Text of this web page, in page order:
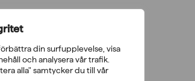
din surfupplevelse, visa
och analysera vår trafik.
alla" samtycker du till vår